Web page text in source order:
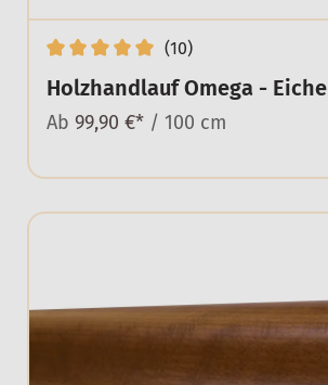
(10)
Holzhandlauf Omega - Eiche
Ab 99,90 €* / 100 cm